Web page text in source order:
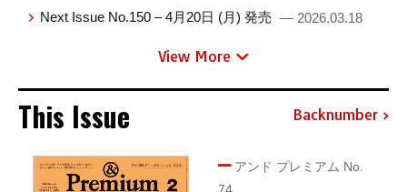
Next Issue No.150 – 4月20日 (月) 発売 — 2026.03.18
View More
This Issue Backnumber
アンド プレミアム No.
74